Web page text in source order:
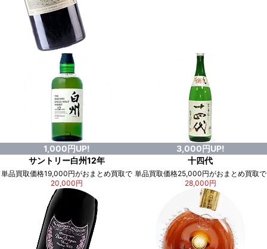
1,000円UP!
サントリー白州12年
単品買取価格19,000円がおまとめ買取で
20,000円
3,000円UP!
十四代
単品買取価格25,000円がおまとめ買取で
28,000円